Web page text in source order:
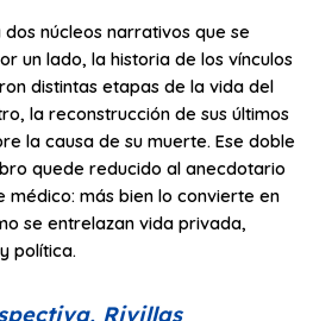
núcleos narrativos que se
un lado, la historia de los vínculos
distintas etapas de la vida del
la reconstrucción de sus últimos
la causa de su muerte. Ese doble
quede reducido al anecdotario
médico: más bien lo convierte en
se entrelazan vida privada,
política.
Rivillas